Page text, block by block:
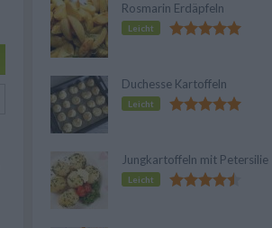
Rosmarin Erdäpfeln
Leicht
Duchesse Kartoffeln
Leicht
Jungkartoffeln mit Petersilie
Leicht